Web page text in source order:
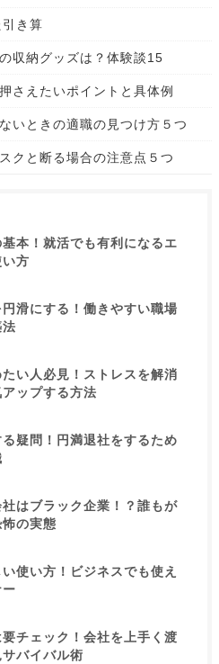
き算
収納グッズは？体験談15
さえたいポイントと具体例
いときの適職の見つけ方５つ
クと断る場合の注意点５つ
基本！就活でも有利になるエ
方
円滑にする！働きやすい職場
い人必見！ストレスを解消
アップする方法
疑問！円満退社をするため
はブラック企業！？誰もが
の実態
使い方！ビジネスでも使え
チェック！会社を上手く渡
サバイバル術